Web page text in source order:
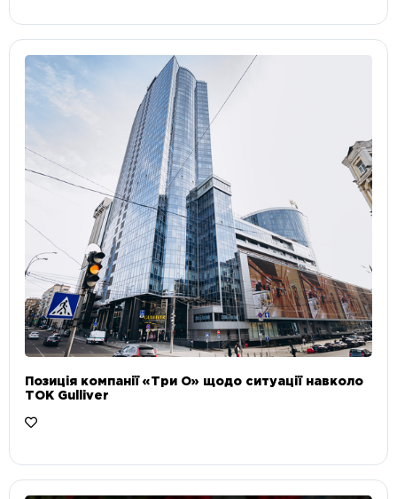
Позиція компанії «Три О» щодо ситуації навколо
ТОК Gulliver